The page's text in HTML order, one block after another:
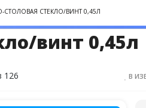
СТОЛОВАЯ СТЕКЛО/ВИНТ 0,45Л
винт 0,45л
126 В